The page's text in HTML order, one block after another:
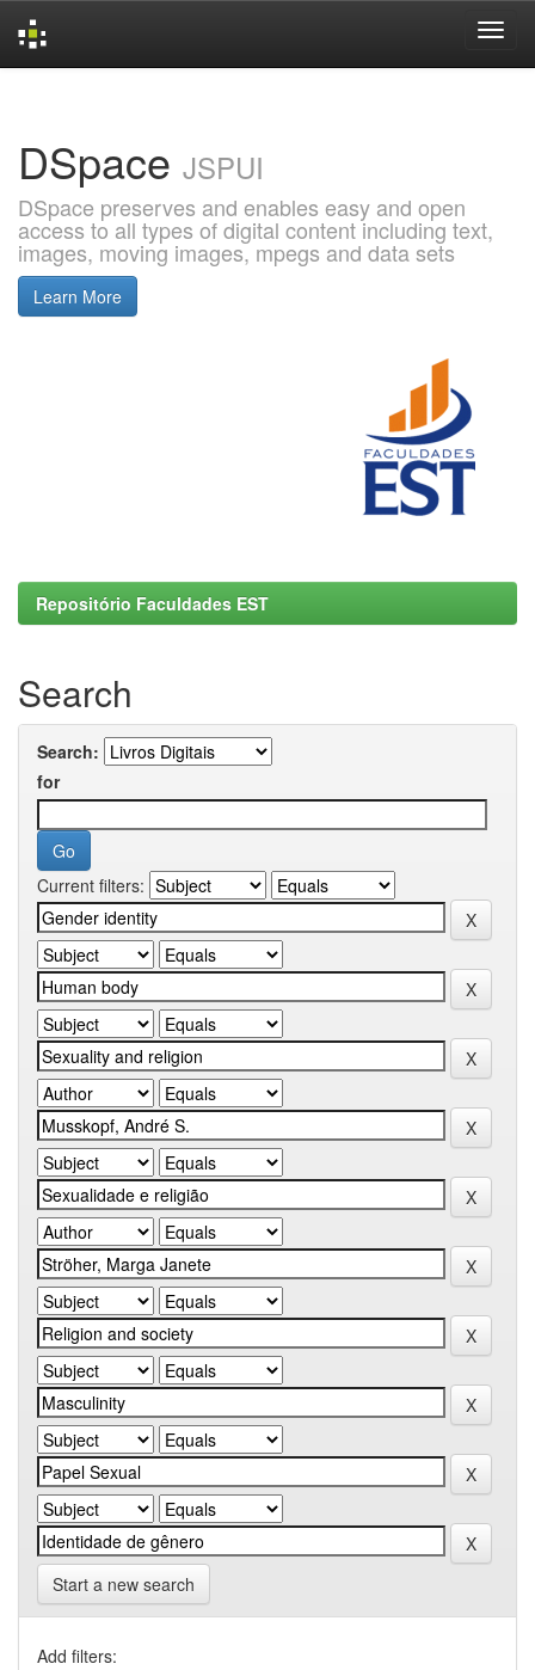
DSpace JSPUI
DSpace preserves and enables easy and open
access to all types of digital content including text,
images, moving images, mpegs and data sets
Learn More
Repositório Faculdades EST
Search
Search:
for
Current filters:
Start a new search
Add filters: